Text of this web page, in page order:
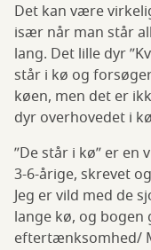
Det kan være
især når man står
lang. Det lille dyr
står i kø og
køen, men det er
dyr overhovedet i
”De står i kø” er
3-6-årige, skrevet
Jeg er vild med de
lange kø, og bogen
eftertænksomhed/